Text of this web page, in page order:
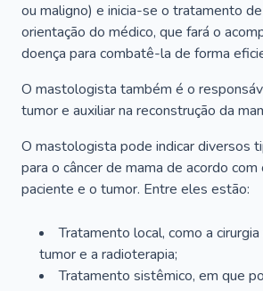
ou maligno) e inicia-se o tratamento
orientação do médico, que fará o
doença para combatê-la de forma
O mastologista também é o
tumor e auxiliar na reconstrução da
O mastologista pode indicar diversos
para o câncer de mama de acordo
paciente e o tumor. Entre eles estão:
Tratamento local, como a
tumor e a radioterapia;
Tratamento sistêmico, em que